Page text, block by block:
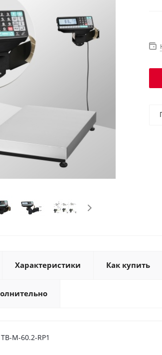
Характеристики Как купить
M-60.2-RP1